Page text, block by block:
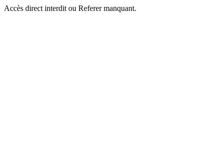
Accès direct interdit ou Referer manquant.